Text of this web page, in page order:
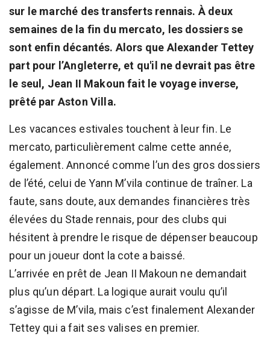
sur le marché des transferts rennais. À deux
semaines de la fin du mercato, les dossiers se
sont enfin décantés. Alors que Alexander Tettey
part pour l’Angleterre, et qu'il ne devrait pas être
le seul, Jean II Makoun fait le voyage inverse,
prêté par Aston Villa.
Les vacances estivales touchent à leur fin. Le
mercato, particulièrement calme cette année,
également. Annoncé comme l’un des gros dossiers
de l’été, celui de Yann M’vila continue de traîner. La
faute, sans doute, aux demandes financières très
élevées du Stade rennais, pour des clubs qui
hésitent à prendre le risque de dépenser beaucoup
pour un joueur dont la cote a baissé.
L’arrivée en prêt de Jean II Makoun ne demandait
plus qu’un départ. La logique aurait voulu qu’il
s’agisse de M’vila, mais c’est finalement Alexander
Tettey qui a fait ses valises en premier.